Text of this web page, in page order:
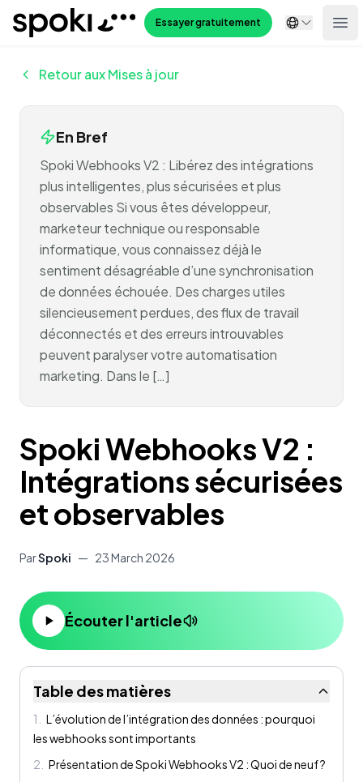
Spoki Essayer gratuitement
Retour aux Mises à jour
En Bref
Spoki Webhooks V2 : Libérez des intégrations
plus intelligentes, plus sécurisées et plus
observables Si vous êtes développeur,
marketeur technique ou responsable
informatique, vous connaissez déjà le
sentiment désagréable d’une synchronisation
de données échouée. Des charges utiles
silencieusement perdues, des flux de travail
déconnectés et des erreurs introuvables
peuvent paralyser votre automatisation
marketing. Dans le […]
Spoki Webhooks V2 :
Intégrations sécurisées
et observables
ParSpoki — 23 March 2026
Écouter l'article
Table des matières
1
L’évolution de l’intégration des données : pourquoi
les webhooks sont importants
2
Présentation de Spoki Webhooks V2 : Quoi de neuf ?